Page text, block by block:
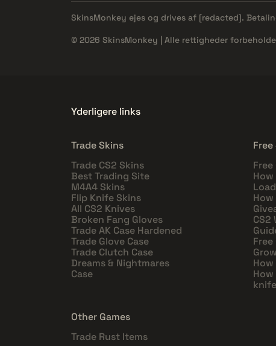
SkinsMonkey ejes og drives af [redacted].
© 2026 SkinsMonkey | Alle rettigheder
Yderligere links
Trade Skins
Trade CS2 Skins
Best Trading Site
M4A4 Skins
Flip Knife Skins
All CS2 Knives
Broken Fang Gloves
Trade AK Case Hardened
Trade Glove Case
Trade Clutch Case
Dreams & Nightmares
Case
Free
How
CS2
knife
Other Games
Trade Rust Items